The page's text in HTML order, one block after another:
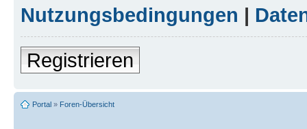
Nutzungsbedingungen |
Registrieren
Portal » Foren-Übersicht